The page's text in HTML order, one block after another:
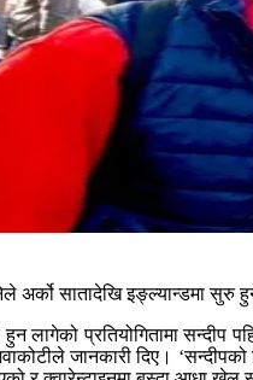
अर्को सातादेखि इङ्ल्यान्डमा सुरु
लागेको प्रतियोगितामा सन्दीप
जानकारी दिए।